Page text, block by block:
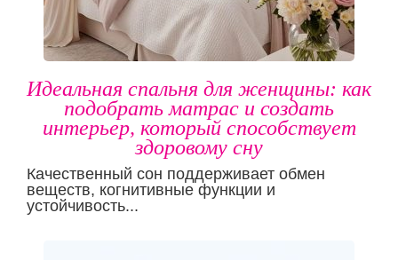
Идеальная спальня для женщины: как
подобрать матрас и создать
интерьер, который способствует
здоровому сну
Качественный сон поддерживает обмен
веществ, когнитивные функции и
устойчивость...